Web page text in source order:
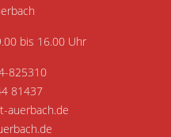
bis 16.00 Uhr
825310
81437
auerbach.de